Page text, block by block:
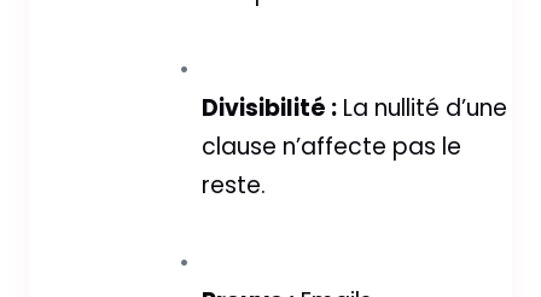
Divisibilité :La nullité d’une
clause n’affecte pas le
reste.